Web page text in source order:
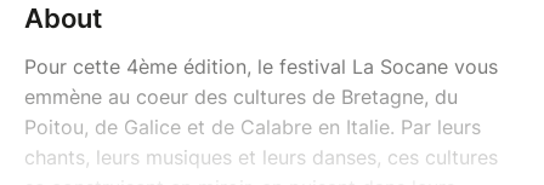
About
Pour cette 4ème édition, le festival La Socane vous
emmène au coeur des cultures de Bretagne, du
Poitou, de Galice et de Calabre en Italie. Par leurs
chants, leurs musiques et leurs danses, ces cultures